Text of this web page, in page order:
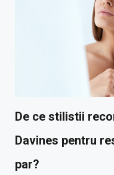
De ce stilistii
Davines pentru
par?